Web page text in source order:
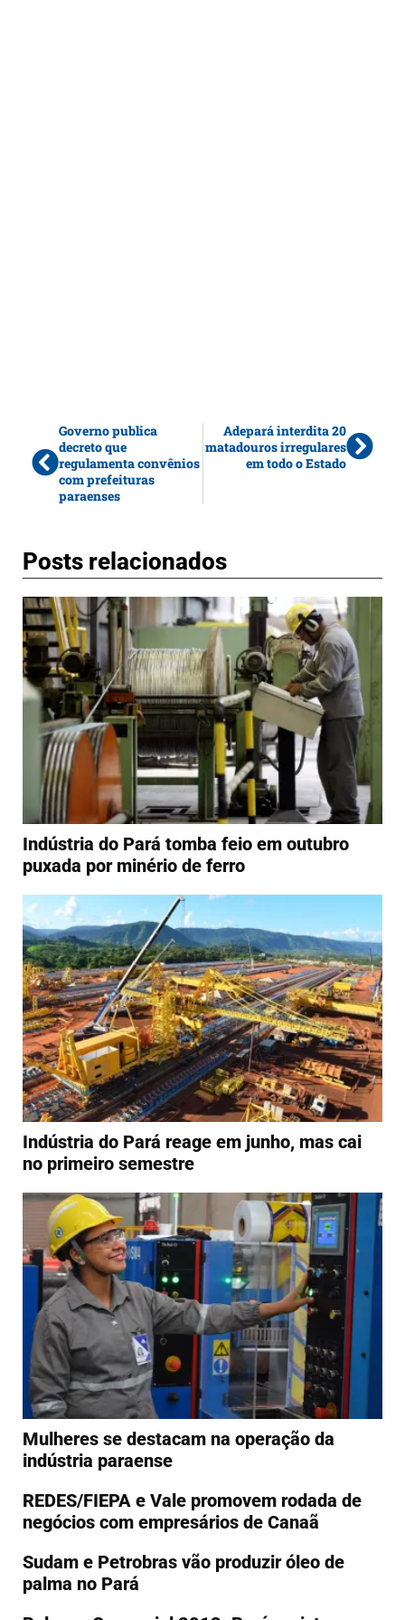
Governo publica
decreto que
regulamenta convênios
com prefeituras
paraenses
Adepará interdita 20
matadouros irregulares
em todo o Estado
Posts relacionados
Indústria do Pará tomba feio em outubro
puxada por minério de ferro
Indústria do Pará reage em junho, mas cai
no primeiro semestre
Mulheres se destacam na operação da
indústria paraense
REDES/FIEPA e Vale promovem rodada de
negócios com empresários de Canaã
Sudam e Petrobras vão produzir óleo de
palma no Pará